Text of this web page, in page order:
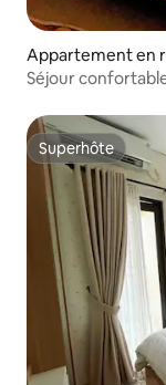
Appartement en
gol petamburan
Séjour
Superhôte
Superhôte